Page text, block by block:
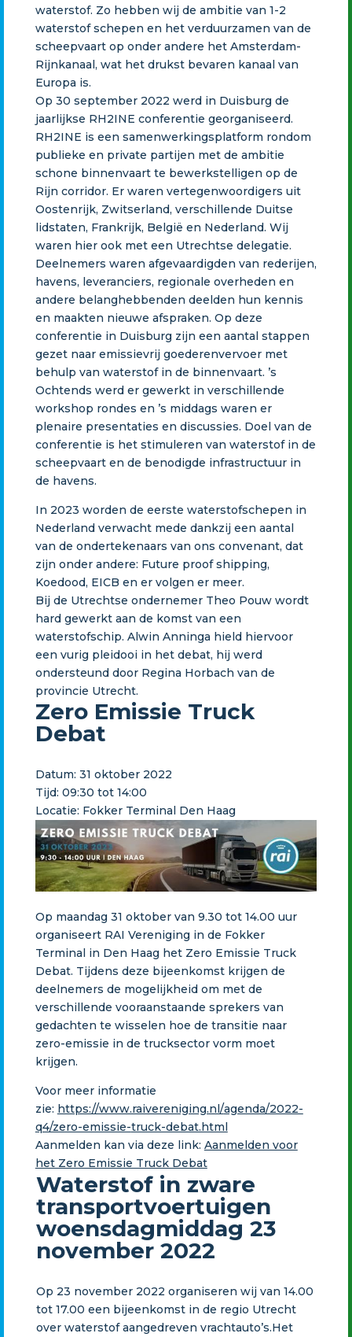
waterstof. Zo hebben wij de ambitie van 1-2
waterstof schepen en het verduurzamen van de
scheepvaart op onder andere het Amsterdam-
Rijnkanaal, wat het drukst bevaren kanaal van
Europa is.
Op 30 september 2022 werd in Duisburg de
jaarlijkse RH2INE conferentie georganiseerd.
RH2INE is een samenwerkingsplatform rondom
publieke en private partijen met de ambitie
schone binnenvaart te bewerkstelligen op de
Rijn corridor. Er waren vertegenwoordigers uit
Oostenrijk, Zwitserland, verschillende Duitse
lidstaten, Frankrijk, België en Nederland. Wij
waren hier ook met een Utrechtse delegatie.
Deelnemers waren afgevaardigden van rederijen,
havens, leveranciers, regionale overheden en
andere belanghebbenden deelden hun kennis
en maakten nieuwe afspraken. Op deze
conferentie in Duisburg zijn een aantal stappen
gezet naar emissievrij goederenvervoer met
behulp van waterstof in de binnenvaart. ’s
Ochtends werd er gewerkt in verschillende
workshop rondes en ’s middags waren er
plenaire presentaties en discussies. Doel van de
conferentie is het stimuleren van waterstof in de
scheepvaart en de benodigde infrastructuur in
de havens.
In 2023 worden de eerste waterstofschepen in
Nederland verwacht mede dankzij een aantal
van de ondertekenaars van ons convenant, dat
zijn onder andere: Future proof shipping,
Koedood, EICB en er volgen er meer.
Bij de Utrechtse ondernemer Theo Pouw wordt
hard gewerkt aan de komst van een
waterstofschip. Alwin Anninga hield hiervoor
een vurig pleidooi in het debat, hij werd
ondersteund door Regina Horbach van de
provincie Utrecht.
Zero Emissie Truck
Debat
Datum: 31 oktober 2022
Tijd: 09:30 tot 14:00
Locatie: Fokker Terminal Den Haag
Op maandag 31 oktober van 9.30 tot 14.00 uur
organiseert RAI Vereniging in de Fokker
Terminal in Den Haag het Zero Emissie Truck
Debat. Tijdens deze bijeenkomst krijgen de
deelnemers de mogelijkheid om met de
verschillende vooraanstaande sprekers van
gedachten te wisselen hoe de transitie naar
zero-emissie in de trucksector vorm moet
krijgen.
Voor meer informatie
zie: https://www.raivereniging.nl/agenda/2022-
q4/zero-emissie-truck-debat.html
Aanmelden kan via deze link: Aanmelden voor
het Zero Emissie Truck Debat
Waterstof in zware
transportvoertuigen
woensdagmiddag 23
november 2022
Op 23 november 2022 organiseren wij van 14.00
tot 17.00 een bijeenkomst in de regio Utrecht
over waterstof aangedreven vrachtauto’s.Het